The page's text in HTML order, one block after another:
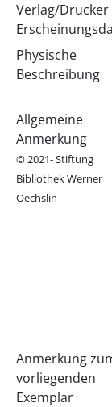
Verlag/Drucker
Physische
Beschreibung
Allgemeine
Anmerkung
© 2021- Stiftung
Bibliothek Werner
Oechslin
Anmerkung
vorliegenden
Exemplar